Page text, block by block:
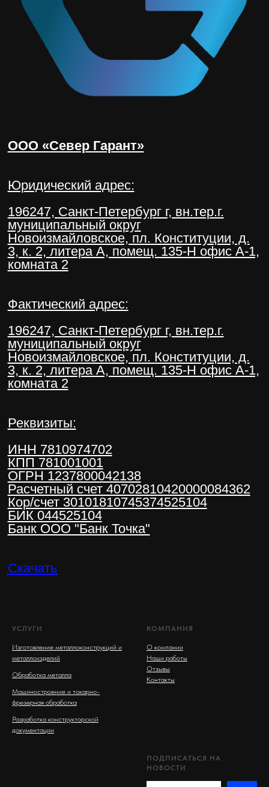
УСЛУГИ
Изготовление металлоконструкций и
металлоизделий
Обработка металла
Машиностроение и токарно-
фрезерная обработка
Разработка конструкторской
документации
КОМПАНИЯ
О компании
Наши работы
Отзывы
Контакты
ПОДПИСАТЬСЯ НА
НОВОСТИ